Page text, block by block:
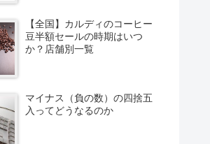
【全国】カルディのコーヒー
豆半額セールの時期はいつ
か？店舗別一覧
マイナス（負の数）の四捨五
入ってどうなるのか